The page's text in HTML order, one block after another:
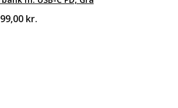
kr.